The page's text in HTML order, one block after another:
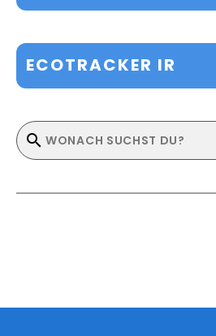
ECOTRACKER IR